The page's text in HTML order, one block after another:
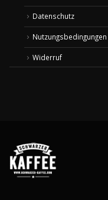
Datenschutz
Nutzungsbedingungen
Widerruf